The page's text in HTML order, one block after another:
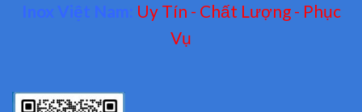
Inox Việt Nam: Uy Tín - Chất Lượng - Phục
Vụ